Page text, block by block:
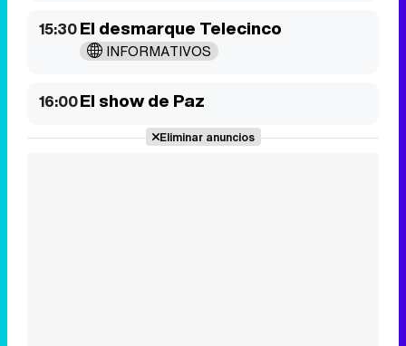
15:30El desmarque Telecinco
INFORMATIVOS
16:00El show de Paz
Eliminar anuncios